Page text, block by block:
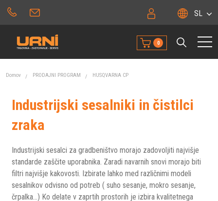
SL
0
Domov PRODAJNI PROGRAM HUSQVARNA CP
Industrijski sesalniki in čistilci
zraka
Industrijski sesalci za gradbeništvo morajo zadovoljiti najvišje
standarde zaščite uporabnika. Zaradi navarnih snovi morajo biti
filtri najvišje kakovosti. Izbirate lahko med različnimi modeli
sesalnikov odvisno od potreb ( suho sesanje, mokro sesanje,
črpalka...) Ko delate v zaprtih prostorih je izbira kvalitetnega